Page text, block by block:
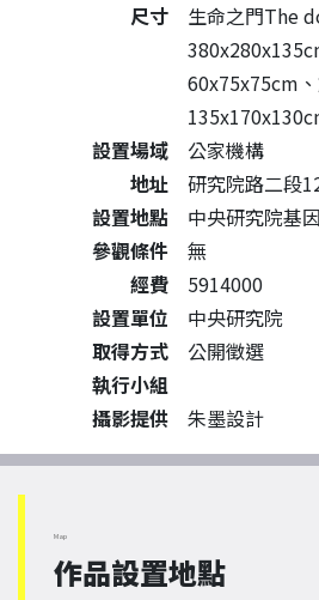
尺寸
生命之門The
60x75x75cm
設置場域
公家機構
地址
研究院路二段
設置地點
中央研究院基
參觀條件
無
經費
5914000
設置單位
中央研究院
取得方式
公開徵選
執行小組
攝影提供
朱墨設計
Map
作品設置地點